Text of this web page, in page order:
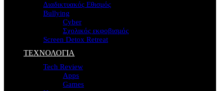
Διαδικτυακός Εθισμός
Bullying
Cyber
Σχολικός εκφοβισμός
Screen Detox Retreat
ΤΕΧΝΟΛΟΓΙΑ
Tech Review
Apps
Games